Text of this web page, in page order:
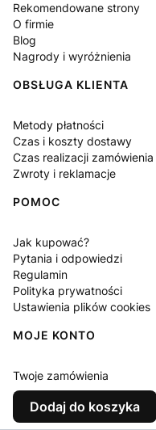
Rekomendowane strony
O firmie
Blog
Nagrody i wyróżnienia
OBSŁUGA KLIENTA
Metody płatności
Czas i koszty dostawy
Czas realizacji zamówienia
Zwroty i reklamacje
POMOC
Jak kupować?
Pytania i odpowiedzi
Regulamin
Polityka prywatności
Ustawienia plików cookies
MOJE KONTO
Twoje zamówienia
Ustawienia konta
Ulubione
Dodaj do koszyka